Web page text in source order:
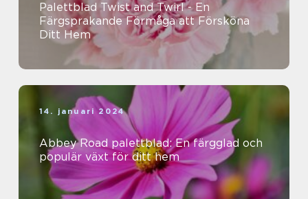
Palettblad Twist and Twirl - En
Färgsprakande Förmåga att Försköna
Ditt Hem
14. januari 2024
Abbey Road palettblad: En färgglad och
populär växt för ditt hem